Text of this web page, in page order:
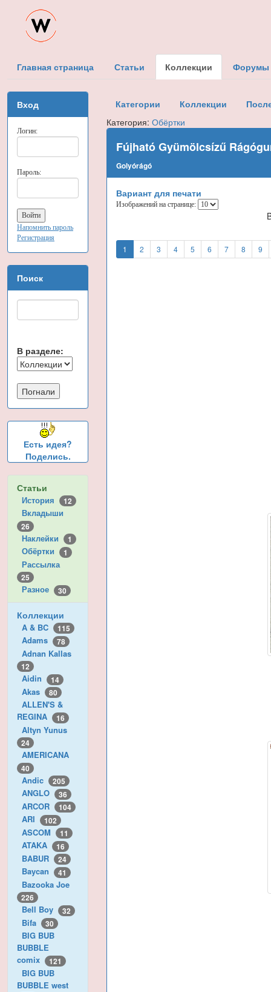
Главная страница Статьи Коллекции Форумы
Вход
Логин:
Пароль:
Напомнить пароль
Регистрация
Поиск
В разделе:
Есть идея?
Поделись.
Статьи
История 12
Вкладыши
26
Наклейки 1
Обёртки 1
Рассылка
25
Разное 30
Коллекции
A & BC 115
Adams 78
Adnan Kallas
12
Aidin 14
Akas 80
ALLEN'S &
REGINA
16
Altyn Yunus
24
AMERICANA
40
Andic 205
ANGLO 36
ARCOR 104
ARI 102
ASCOM 11
ATAKA 16
BABUR 24
Baycan 41
Bazooka Joe
226
Bell Boy 32
Bifa 30
BIG BUB
BUBBLE
comix
121
BIG BUB
BUBBLE west
Категории Коллекции
Категория:Обёртки
Fújható Gyümölcsízű
Golyórágó
Вариант для печати
Изображений на странице:
1 2 3 4 5 6 7 8 9